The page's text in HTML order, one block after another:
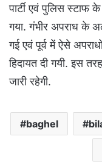
पार्टी एवं पुलिस स्टाफ
गया. गंभीर अपराध के
गई एवं पूर्व में ऐसे
हिदायत दी गयी. इस
जारी रहेगी.
baghel